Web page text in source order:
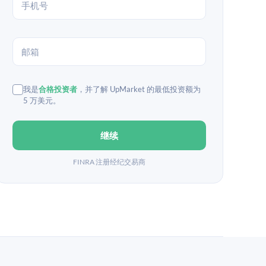
我是合格投资者 ，并了解 UpMarket 的最低投资额为
5 万美元。
继续
FINRA 注册经纪交易商